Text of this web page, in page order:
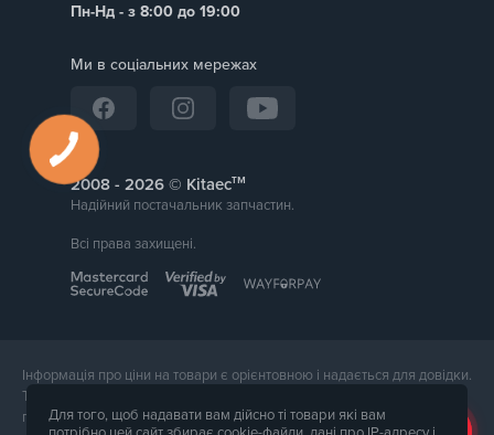
Пн-Нд - з 8:00 до 19:00
Ми в соціальних мережах
2008 - © Kitaecтм
Надійний постачальник запчастин.
Всі права захищені.
Інформація про ціни на товари є орієнтовною і надається для довідки.
Точна вартість товару буде названа менеджером магазину при
підтвердження замовлення. Зовнішній вигляд і комплектація товару
Для того, щоб надавати вам дійсно ті товари які вам